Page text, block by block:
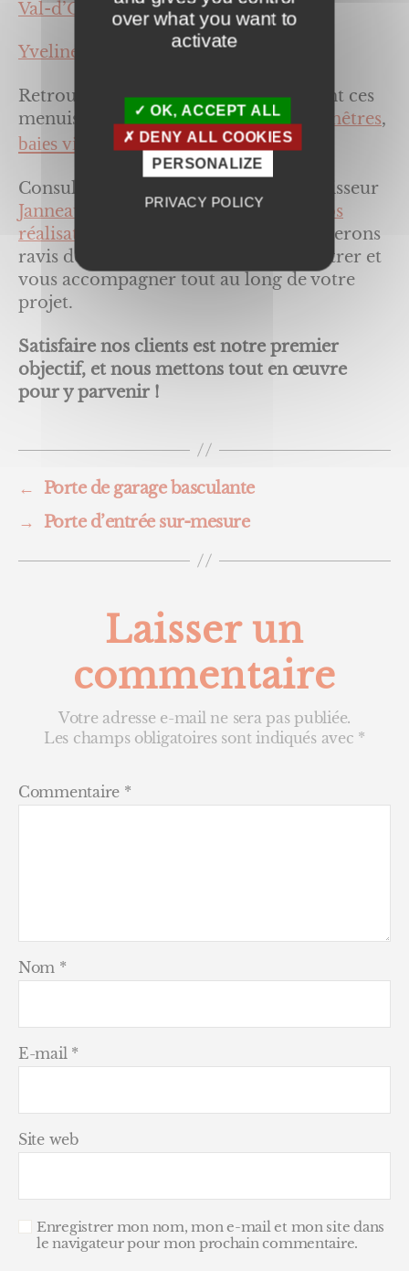
Val-d’Oise (95),
Yvelines (78).
Retrouver les informations concernant ces
menuiseries sur nos pages dédiées :
fenêtres,
baies vitrées et portes d’entrée.
Consultez les produits de notre fournisseur
Janneau
, et prenez connaissance de
nos
réalisations
. Nous serons
ravis de vous renseigner, vous rencontrer et
vous accompagner tout au long de votre
projet.
Satisfaire nos clients est notre premier
objectif, et nous mettons tout en œuvre
pour y parvenir !
←
Porte de garage basculante
→
Porte d’entrée sur-mesure
Laisser un
commentaire
Votre adresse e-mail ne sera pas publiée.
Les champs obligatoires sont indiqués avec *
Commentaire *
Nom *
E-mail *
Site web
Enregistrer mon nom, mon e-mail et mon site dans
le navigateur pour mon prochain commentaire.
over what you want to
activate
OK, ACCEPT ALL
DENY ALL COOKIES
PERSONALIZE
PRIVACY POLICY